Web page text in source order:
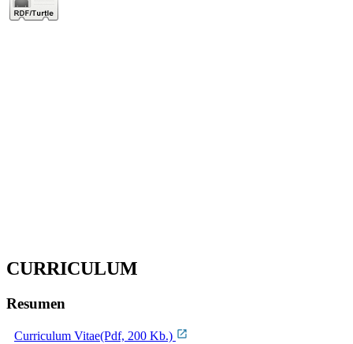
CURRICULUM
Resumen
Curriculum Vitae(Pdf, 200 Kb.)